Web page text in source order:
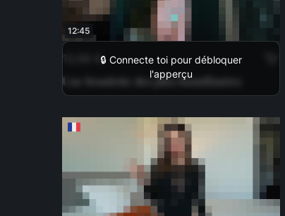
12:45
🔒 Connecte toi pour débloquer
l'apperçu
13,99 €
Une branlette des plus humiliantes